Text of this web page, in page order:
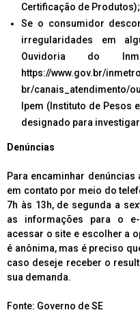
Certificação de Produtos);
Se o consumidor
irregularidades em
Ouvidoria do
https://www.gov.br/
br/canais_atendimento/
Ipem (Instituto de Pesos
designado para
Denúncias
Para encaminhar
em contato por meio do
7h às 13h, de segunda a
as informações para o e-
acessar o site e escolher a
é anônima, mas é preciso
caso deseje receber o
sua demanda.
Fonte: Governo de SE